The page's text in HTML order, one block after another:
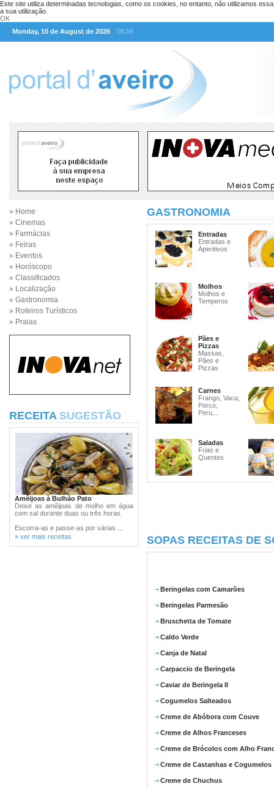
Este site utiliza determinadas tecnologias, como os cookies, no entanto, não utilizamos
a sua utilização.
OK
Monday, 10 de August de 2026
08:58
» Home
» Cinemas
» Farmácias
» Feiras
» Eventos
» Horóscopo
» Classificados
» Localização
» Gastronomia
» Roteiros Turísticos
» Praias
RECEITA SUGESTÃO
Amêijoas à Bulhão Pato
Deixe as amêijoas de molho em água
com sal durante duas ou três horas.
Escorra-as e passe-as por várias ...
» ver mais receitas
GASTRONOMIA
Entradas
Entradas e
Aperitivos
Molhos
Molhos e
Temperos
Pães e
Pizzas
Massas,
Pães e
Pizzas
Carnes
Frango, Vaca,
Porco,
Peru,...
Saladas
Frias e
Quentes
SOPAS RECEITAS DE
Beringelas com Camarões
Beringelas Parmesão
Bruschetta de Tomate
Caldo Verde
Canja de Natal
Carpaccio de Beringela
Caviar de Beringela II
Cogumelos Salteados
Creme de Abóbora com Couve
Creme de Alhos Franceses
Creme de Brócolos com Alho
Creme de Castanhas e Cogumelos
Creme de Chuchus